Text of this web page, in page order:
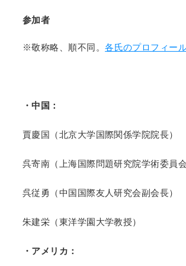
参加者
※敬称略、順不同。各氏のプロフィー
・中国：
賈慶国（北京大学国際関係学院院長）
呉寄南（上海国際問題研究院学術委員会
呉従勇（中国国際友人研究会副会長）
朱建栄（東洋学園大学教授）
・アメリカ：